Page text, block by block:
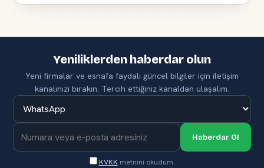
Yeniliklerden haberdar olun
Yeni firmalar ve esnafa faydalı güncel bilgiler için iletişim
kanalınızı bırakın. Tercih ettiğiniz kanaldan ulaşalım.
Haberdar Ol
KVKK metnini okudum.